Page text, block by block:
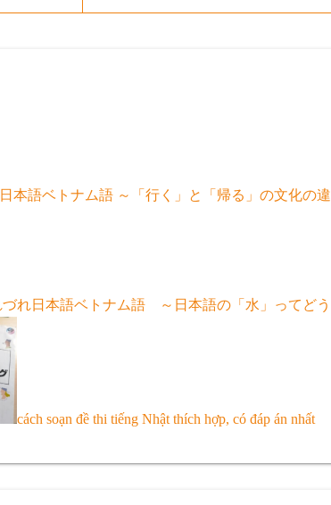
本語ベトナム語 ～「行く」と「帰る」の文化の違
づれ日本語ベトナム語 ～日本語の「水」ってどう
cách soạn đề thi tiếng Nhật thích hợp, có đáp án nhất